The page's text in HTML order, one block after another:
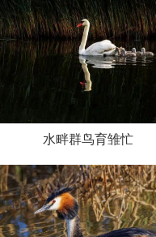
水畔群鸟育雏忙